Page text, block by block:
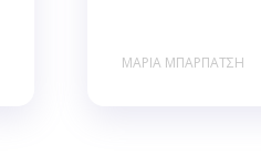
ΜΑΡΊΑ ΜΠΑΡΠΆΤΣΗ